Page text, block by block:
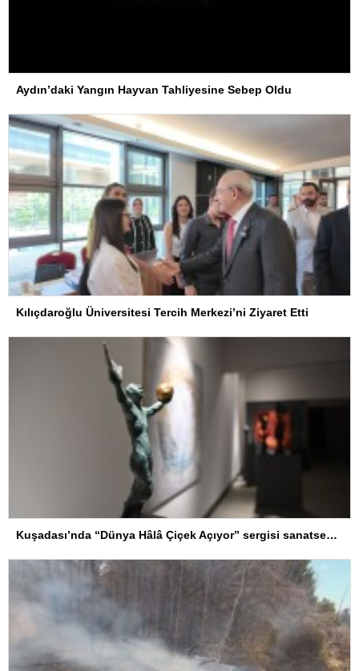
Aydın’daki Yangın Hayvan Tahliyesine Sebep Oldu
Kılıçdaroğlu Üniversitesi Tercih Merkezi’ni Ziyaret Etti
Kuşadası’nda “Dünya Hâlâ Çiçek Açıyor” sergisi sanatseverlerle buluşuyor